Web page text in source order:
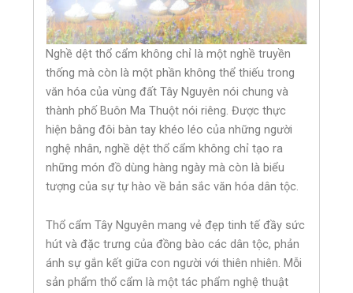
Nghề dệt thổ cẩm không chỉ là một nghề truyền
thống mà còn là một phần không thể thiếu trong
văn hóa của vùng đất Tây Nguyên nói chung và
thành phố Buôn Ma Thuột nói riêng. Được thực
hiện bằng đôi bàn tay khéo léo của những người
nghệ nhân, nghề dệt thổ cẩm không chỉ tạo ra
những món đồ dùng hàng ngày mà còn là biểu
tượng của sự tự hào về bản sắc văn hóa dân tộc.
Thổ cẩm Tây Nguyên mang vẻ đẹp tinh tế đầy sức
hút và đặc trưng của đồng bào các dân tộc, phản
ánh sự gắn kết giữa con người với thiên nhiên. Mỗi
sản phẩm thổ cẩm là một tác phẩm nghệ thuật